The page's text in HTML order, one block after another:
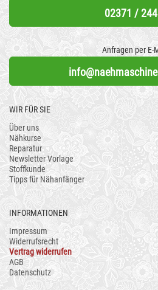
02371 /
Anfragen per E-
WIR FÜR SIE
Über uns
Nähkurse
Reparatur
Newsletter Vorlage
Stoffkunde
Tipps für Nähanfänger
INFORMATIONEN
Impressum
Widerrufsrecht
Vertrag widerrufen
AGB
Datenschutz